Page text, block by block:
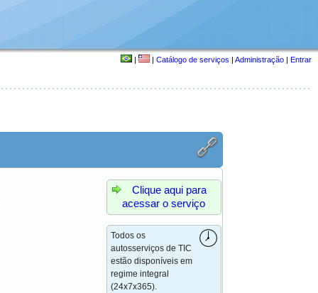
| | Catálogo de serviços | Administração | Entrar
Clique aqui para
acessar o serviço
Todos os
autosserviços de TIC
estão disponíveis em
regime integral
(24x7x365).